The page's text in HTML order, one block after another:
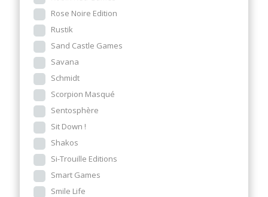
Rose Noire Edition
Rustik
Sand Castle Games
Savana
Schmidt
Scorpion Masqué
Sentosphère
Sit Down !
Shakos
Si-Trouille Editions
Smart Games
Smile Life